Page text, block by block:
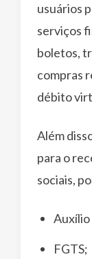
usuários
serviços
boletos,
compras
débito
Além
para o
sociais,
Auxílio
FGTS;